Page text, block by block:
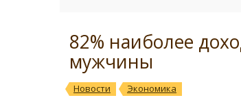
82% наиболее
мужчины
Новости Экономика